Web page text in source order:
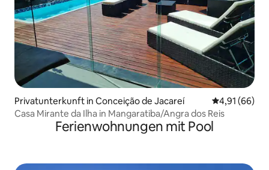
Privatunterkunft in Conceição de Jacareí
4,91 (66)
Casa Mirante da Ilha in Mangaratiba/Angra dos Reis
Ferienwohnungen mit Pool